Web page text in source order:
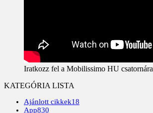
Iratkozz fel a Mobilissimo HU csatornára
KATEGÓRIA LISTA
Ajánlott cikkek18
App830